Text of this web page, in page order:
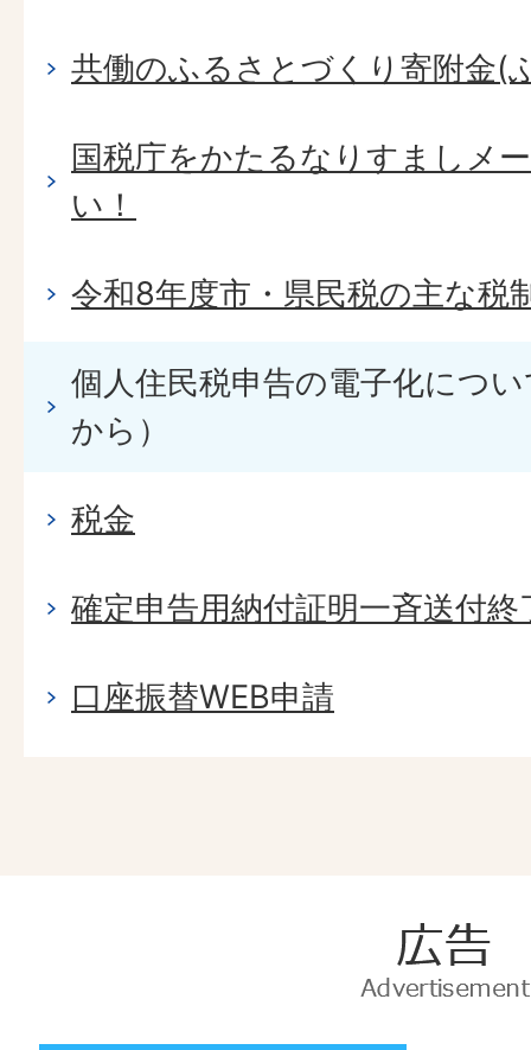
共働のふるさとづくり寄附金(
国税庁をかたるなりすましメ
い！
令和8年度市・県民税の主な税
個人住民税申告の電子化につ
から）
税金
確定申告用納付証明一斉送付
口座振替WEB申請
告